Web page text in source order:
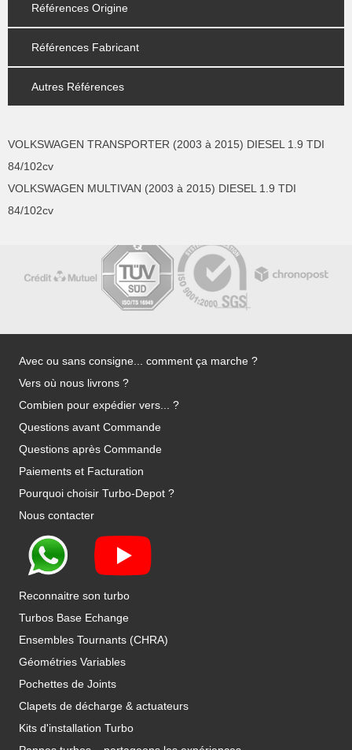
Références Origine
Références Fabricant
Autres Références
VOLKSWAGEN TRANSPORTER (2003 à 2015) DIESEL 1.9 TDI
84/102cv
VOLKSWAGEN MULTIVAN (2003 à 2015) DIESEL 1.9 TDI
84/102cv
Avec ou sans consigne... comment ça marche ?
Vers où nous livrons ?
Combien pour expédier vers... ?
Questions avant Commande
Questions après Commande
Paiements et Facturation
Pourquoi choisir Turbo-Depot ?
Nous contacter
Reconnaitre son turbo
Turbos Base Echange
Ensembles Tournants (CHRA)
Géométries Variables
Pochettes de Joints
Clapets de décharge & actuateurs
Kits d'installation Turbo